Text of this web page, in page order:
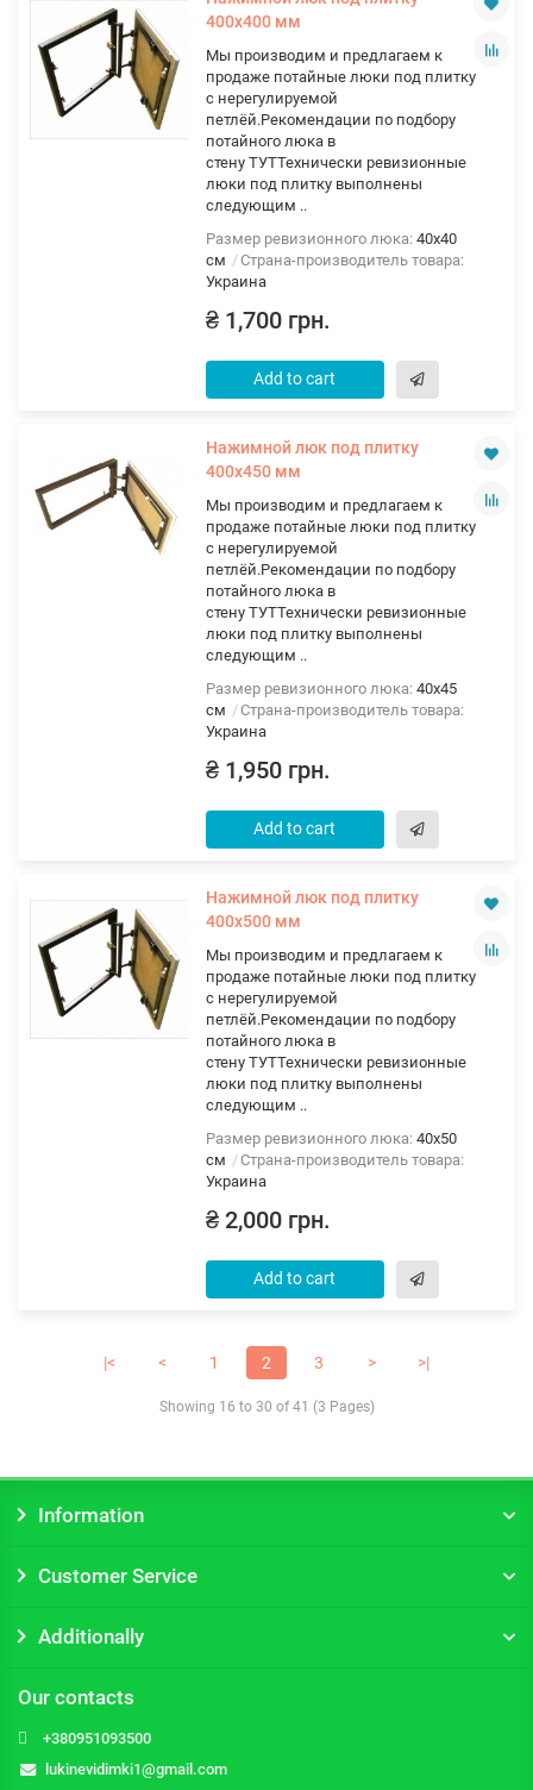
400х400 мм
Мы производим и предлагаем к
продаже потайные люки под плитку
с нерегулируемой
петлёй.Рекомендации по подбору
потайного люка в
стену ТУТТехнически ревизионные
люки под плитку выполнены
следующим ..
Размер ревизионного люка: 40х40
см
Страна-производитель товара:
Украина
₴ 1,700 грн.
Add to cart
Нажимной люк под плитку
400х450 мм
Мы производим и предлагаем к
продаже потайные люки под плитку
с нерегулируемой
петлёй.Рекомендации по подбору
потайного люка в
стену ТУТТехнически ревизионные
люки под плитку выполнены
следующим ..
Размер ревизионного люка: 40х45
см
Страна-производитель товара:
Украина
₴ 1,950 грн.
Add to cart
Нажимной люк под плитку
400х500 мм
Мы производим и предлагаем к
продаже потайные люки под плитку
с нерегулируемой
петлёй.Рекомендации по подбору
потайного люка в
стену ТУТТехнически ревизионные
люки под плитку выполнены
следующим ..
Размер ревизионного люка: 40х50
см
Страна-производитель товара:
Украина
₴ 2,000 грн.
Add to cart
|< < 1 2 3 > >|
Showing 16 to 30 of 41 (3 Pages)
Information
Customer Service
Additionally
Our contacts
+380951093500
lukinevidimki1@gmail.com